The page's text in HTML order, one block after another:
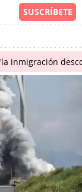
inmigración